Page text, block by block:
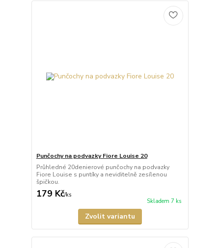
Punčochy na podvazky Fiore Louise 20
Průhledné 20denierové punčochy na podvazky
Fiore Louise s puntíky a neviditelně zesílenou
špičkou.
179 Kč/ks
Skladem 7 ks
Zvolit variantu